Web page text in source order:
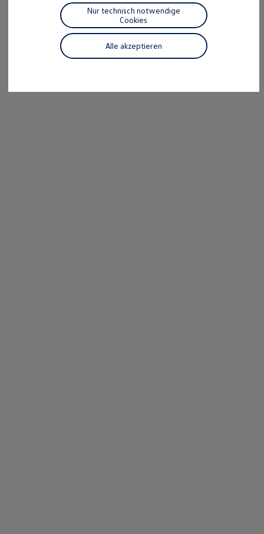
Individualisieren
Wallbox und Ladekabel
Digitale Extras
Dienste für Ihr Modell finden
Volkswagen Apps, Login und Shop
Handy und Fahrzeug verbinden
Vorgängermodelle
Alle akzeptieren
Nur technisch notwendige
Cookies